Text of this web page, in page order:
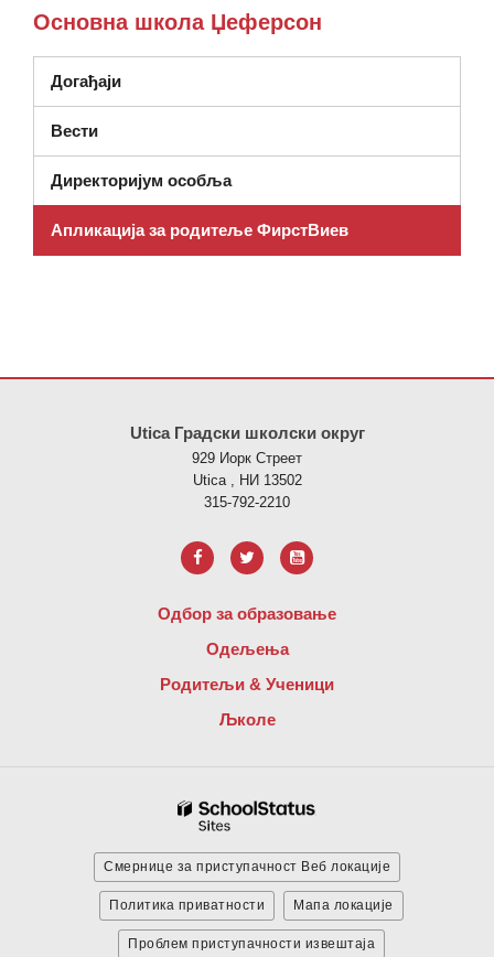
Основна школа Џеферсон
Догађаји
Вести
Директоријум особља
Апликација за родитеље ФирстВиев
Utica Градски школски округ
929 Иорк Стреет
Utica , НИ 13502
315-792-2210
Одбор за образовање
Одељења
Родитељи & Ученици
Љколе
Смернице за приступачност Веб локације
Политика приватности Мапа локације
Проблем приступачности извештаја